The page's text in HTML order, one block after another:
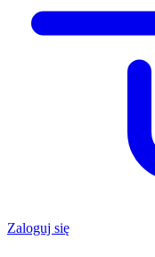
Zaloguj się